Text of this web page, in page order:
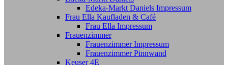
Edeka-Markt Daniels Impressum
Frau Ella Kaufladen & Café
Frau Ella Impressum
Frauenzimmer
Frauenzimmer Impressum
Frauenzimmer Pinnwand
Keuser 4E